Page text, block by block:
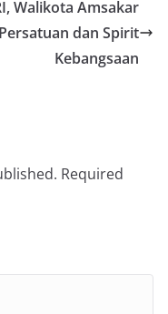
Walikota Amsakar
dan Spirit
Kebangsaan
Required